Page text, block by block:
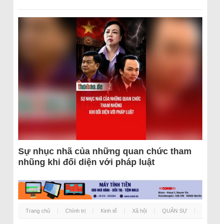
Sự nhục nhã của những quan chức tham
nhũng khi đối diện với pháp luật
Trang chủ Chính trị Kinh tế Xã hội QUÂN SỰ